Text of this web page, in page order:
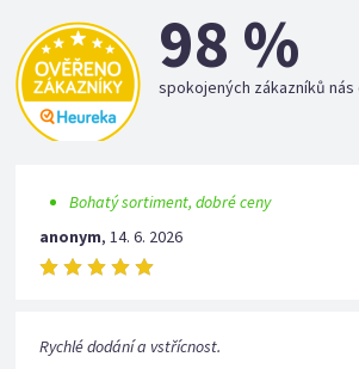
98 %
spokojených zákazníků
Bohatý sortiment, dobré ceny
anonym,14. 6. 2026
Rychlé dodání a vstřícnost.